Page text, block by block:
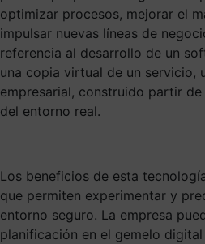
optimizar procesos, mejorar el
impulsar nuevas líneas de
referencia al desarrollo de un
una copia virtual de un servicio,
empresarial, construido partir
del entorno real.
Los beneficios de esta
que permiten experimentar y
entorno seguro. La empresa
planificación en el gemelo